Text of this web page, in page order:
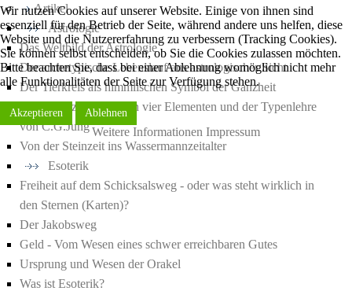
Artikel
Astrologie
Das Weltbild der Astrologie
Der archetypische Lebenslauf aus astrologischer Sicht
Der Tierkreis als himmlischen Symbol der Ganzheit
Parallelen zwischen den vier Elementen und der Typenlehre
von C.G.Jung
Von der Steinzeit ins Wassermannzeitalter
Esoterik
Freiheit auf dem Schicksalsweg - oder was steht wirklich in
den Sternen (Karten)?
Der Jakobsweg
Geld - Vom Wesen eines schwer erreichbaren Gutes
Ursprung und Wesen der Orakel
Was ist Esoterik?
Wir nutzen Cookies auf unserer Website. Einige von ihnen sind
essenziell für den Betrieb der Seite, während andere uns helfen, diese
Website und die Nutzererfahrung zu verbessern (Tracking Cookies).
Sie können selbst entscheiden, ob Sie die Cookies zulassen möchten.
Bitte beachten Sie, dass bei einer Ablehnung womöglich nicht mehr
alle Funktionalitäten der Seite zur Verfügung stehen.
Akzeptieren Ablehnen
Weitere Informationen Impressum